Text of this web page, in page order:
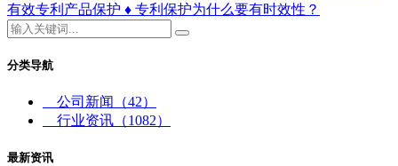
有效专利产品保护 ♦ 专利保护为什么要有时效性？
分类导航
公司新闻
（42）
行业资讯 （1082）
最新资讯